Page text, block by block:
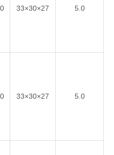
33×30×27 5.0
33×30×27 5.0